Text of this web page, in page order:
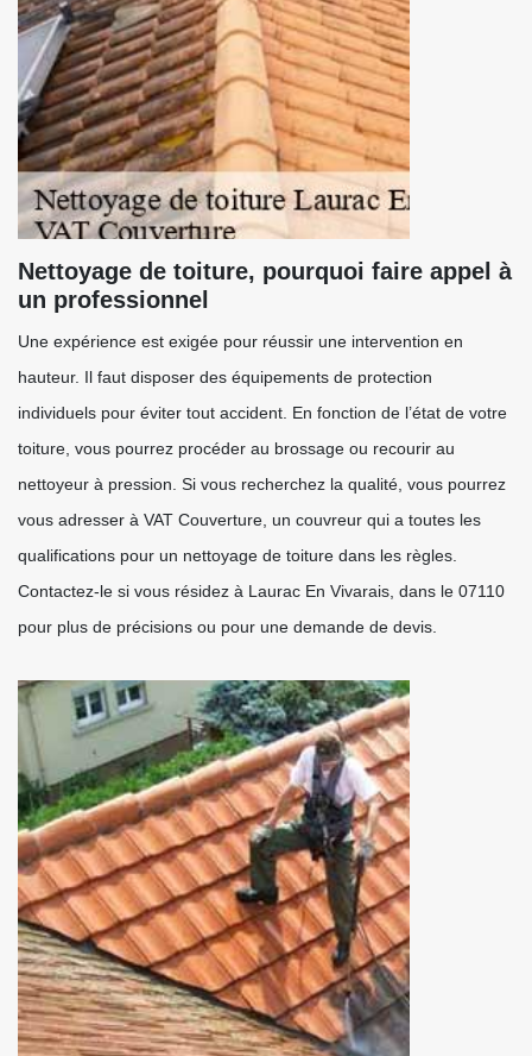
Nettoyage de toiture, pourquoi faire appel à
un professionnel
Une expérience est exigée pour réussir une intervention en
hauteur. Il faut disposer des équipements de protection
individuels pour éviter tout accident. En fonction de l’état de votre
toiture, vous pourrez procéder au brossage ou recourir au
nettoyeur à pression. Si vous recherchez la qualité, vous pourrez
vous adresser à VAT Couverture, un couvreur qui a toutes les
qualifications pour un nettoyage de toiture dans les règles.
Contactez-le si vous résidez à Laurac En Vivarais, dans le 07110
pour plus de précisions ou pour une demande de devis.